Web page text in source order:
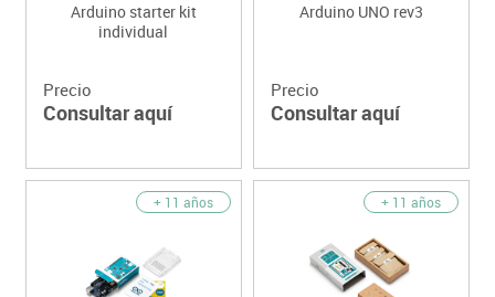
Arduino starter kit
individual
Precio
Consultar aquí
Arduino UNO rev3
Precio
Consultar aquí
+ 11 años + 11 años